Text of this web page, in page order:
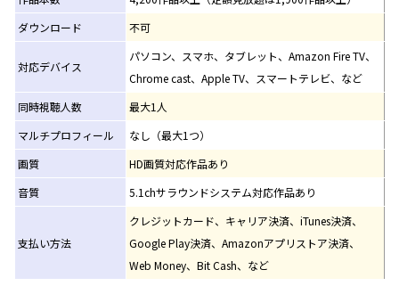
ダウンロード
不可
対応デバイス
パソコン、スマホ、タブレット、Amazon Fire TV、
Chrome cast、Apple TV、スマートテレビ、など
同時視聴人数
最大1人
マルチプロフィール
なし（最大1つ）
画質
HD画質対応作品あり
音質
5.1chサラウンドシステム対応作品あり
支払い方法
クレジットカード、キャリア決済、iTunes決済、
Google Play決済、Amazonアプリストア決済、
Web Money、Bit Cash、など